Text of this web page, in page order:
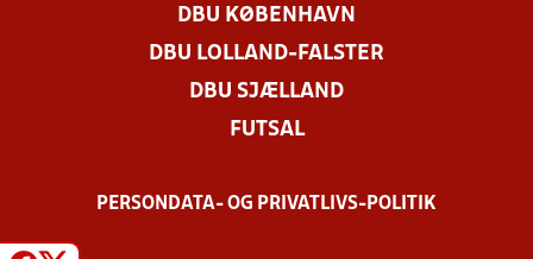
DBU KØBENHAVN
DBU LOLLAND-FALSTER
DBU SJÆLLAND
FUTSAL
PERSONDATA- OG PRIVATLIVS-POLITIK